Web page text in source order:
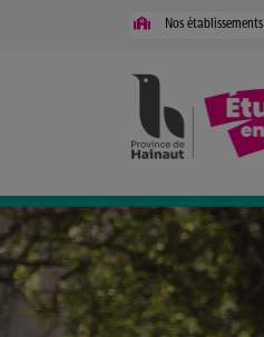
Panneau de gestion des cookies
Nos établissements